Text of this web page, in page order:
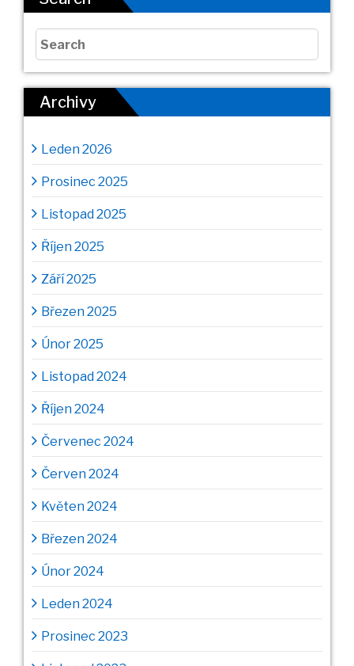
Archivy
Leden 2026
Prosinec 2025
Listopad 2025
Říjen 2025
Září 2025
Březen 2025
Únor 2025
Listopad 2024
Říjen 2024
Červenec 2024
Červen 2024
Květen 2024
Březen 2024
Únor 2024
Leden 2024
Prosinec 2023